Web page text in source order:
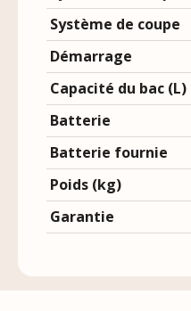
Système de coupe
Démarrage
Capacité du bac (L)
Batterie
Batterie fournie
Poids (kg)
Garantie